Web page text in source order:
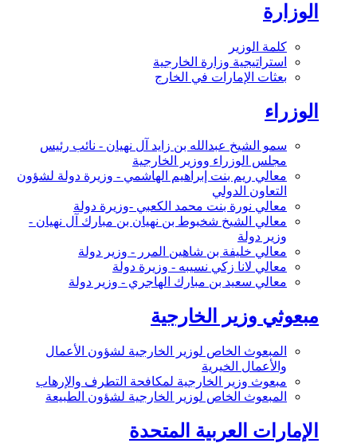
الوزارة
كلمة الوزير
استراتيجية وزارة الخارجية
بعثات الإمارات في الخارج
الوزراء
سمو الشيخ عبدالله بن زايد آل نهيان - نائب رئيس
مجلس الوزراء ووزير الخارجية
معالي ريم بنت إبراهيم الهاشمي - وزيرة دولة لشؤون
التعاون الدولي
معالي نورة بنت محمد الكعبي -وزيرة دولة
معالي الشيخ شخبوط بن نهيان بن مبارك آل نهيان -
وزير دولة
معالي خليفة بن شاهين المرر - وزير دولة
معالي لانا زكي نسيبه - وزيرة دولة
معالي سعيد بن مبارك الهاجري - وزير دولة
مبعوثي وزير الخارجية
المبعوث الخاص لوزير الخارجية لشؤون الأعمال
والأعمال الخيرية
مبعوث وزير الخارجية لمكافحة التطرف والإرهاب
المبعوث الخاص لوزير الخارجية لشؤون الطبيعة
الإمارات العربية المتحدة